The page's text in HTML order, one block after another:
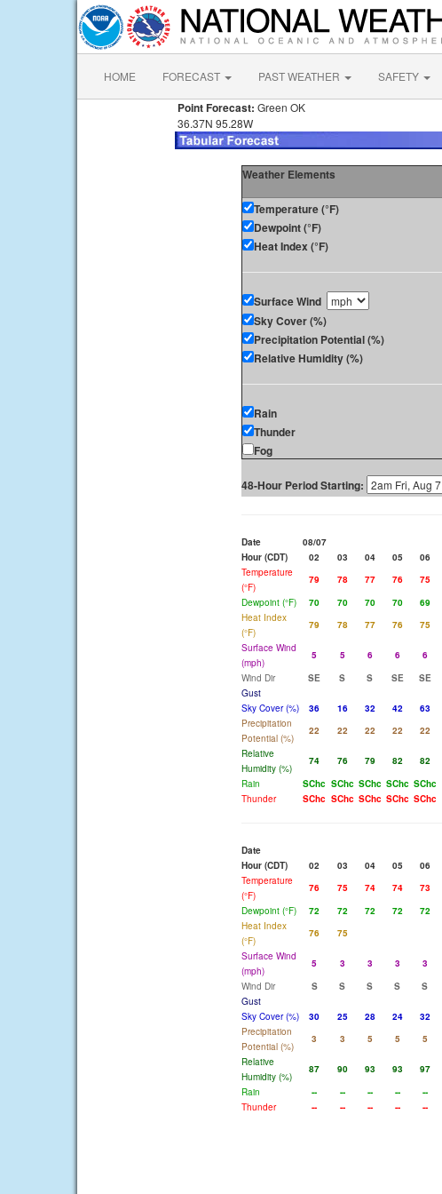
HOME FORECAST PAST WEATHER SAFETY
Point Forecast: Green OK
36.37N 95.28W
Weather Elements
Temperature (°F)
Dewpoint (°F)
Heat Index (°F)
Surface Wind
Sky Cover (%)
Precipitation Potential (%)
Relative Humidity (%)
Rain
Thunder
Fog
48-Hour Period Starting:
Date 08/07
Hour (CDT)
02 03 04 05 06
Temperature
(°F)
79 78 77 76 75
Dewpoint (°F)
70 70 70 70 69
Heat Index
(°F)
79 78 77 76 75
Surface Wind
(mph)
5 5 6 6 6
Wind Dir
SE S S SE SE
Gust
Sky Cover (%)
36 16 32 42 63
Precipitation
Potential (%)
22 22 22 22 22
Relative
Humidity (%)
74 76 79 82 82
Rain
SChc SChc SChc SChc SChc
Thunder
SChc SChc SChc SChc SChc
Date
Hour (CDT)
02 03 04 05 06
Temperature
(°F)
76 75 74 74 73
Dewpoint (°F)
72 72 72 72 72
Heat Index
(°F)
76 75
Surface Wind
(mph)
5 3 3 3 3
Wind Dir
S S S S S
Gust
Sky Cover (%)
30 25 28 24 32
Precipitation
Potential (%)
3 3 5 5 5
Relative
Humidity (%)
87 90 93 93 97
Rain
-- -- -- -- --
Thunder
-- -- -- -- --